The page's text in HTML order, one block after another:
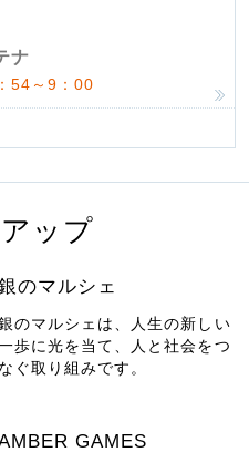
ナ
54～9：00
ップ
のマルシェ
のマルシェは、人生の新しい
歩に光を当て、人と社会をつ
なぐ取り組みです。
GAMES